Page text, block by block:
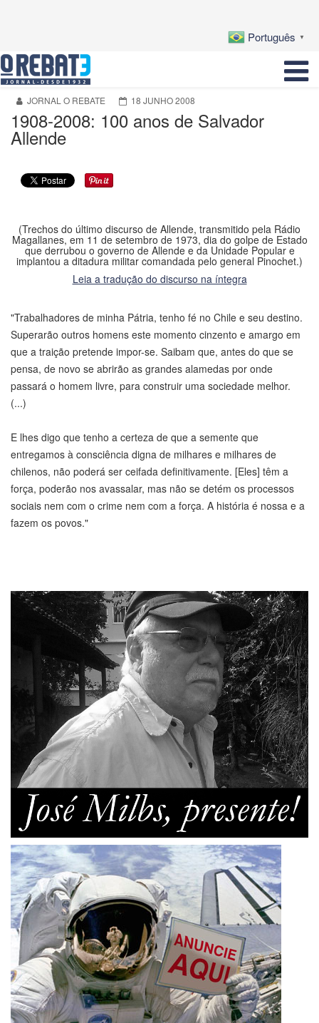
Português ▼
JORNAL O REBATE 18 JUNHO 2008
1908-2008: 100 anos de Salvador
Allende
(Trechos do último discurso de Allende, transmitido pela Rádio
Magallanes, em 11 de setembro de 1973, dia do golpe de Estado
que derrubou o governo de Allende e da Unidade Popular e
implantou a ditadura militar comandada pelo general Pinochet.)
Leia a tradução do discurso na íntegra
"Trabalhadores de minha Pátria, tenho fé no Chile e seu destino.
Superarão outros homens este momento cinzento e amargo em
que a traição pretende impor-se. Saibam que, antes do que se
pensa, de novo se abrirão as grandes alamedas por onde
passará o homem livre, para construir uma sociedade melhor.
(...)
E lhes digo que tenho a certeza de que a semente que
entregamos à consciência digna de milhares e milhares de
chilenos, não poderá ser ceifada definitivamente. [Eles] têm a
força, poderão nos avassalar, mas não se detém os processos
sociais nem com o crime nem com a força. A história é nossa e a
fazem os povos."